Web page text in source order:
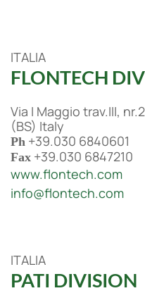
ITALIA
FLONTECH
Via I Maggio trav.III,
(BS) Italy
Ph +39.030 6840601
Fax +39.030 6847210
www.flontech.com
info@flontech.com
ITALIA
PATI DIVISION